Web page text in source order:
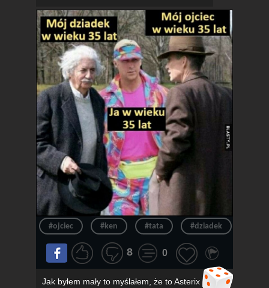
#ojciec #ken #tata #dziadek
8 0
Jak byłem mały to myślałem, że to Asterix